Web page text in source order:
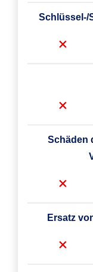
Schlüssel-/
Schäden
Ersatz